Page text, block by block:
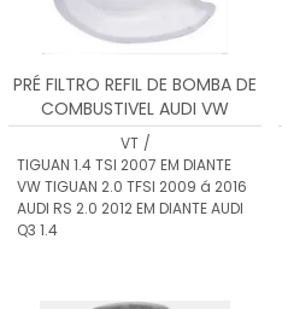
PRÉ FILTRO REFIL DE BOMBA DE
COMBUSTIVEL AUDI VW
VT /
TIGUAN 1.4 TSI 2007 EM DIANTE
VW TIGUAN 2.0 TFSI 2009 á 2016
AUDI RS 2.0 2012 EM DIANTE AUDI
Q3 1.4